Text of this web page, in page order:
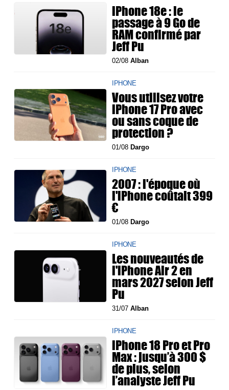
iPhone 18e : le
passage à 9 Go de
RAM confirmé par
Jeff Pu
02/08Alban
IPHONE
Vous utilisez votre
iPhone 17 Pro avec
ou sans coque de
protection ?
01/08Dargo
IPHONE
2007 : l'époque où
l'iPhone coûtait 399
€
01/08Dargo
IPHONE
Les nouveautés de
l'iPhone Air 2 en
mars 2027 selon Jeff
Pu
31/07Alban
IPHONE
iPhone 18 Pro et Pro
Max : jusqu’à 300 $
de plus, selon
l’analyste Jeff Pu